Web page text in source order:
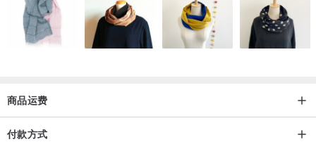
商品运费
付款方式